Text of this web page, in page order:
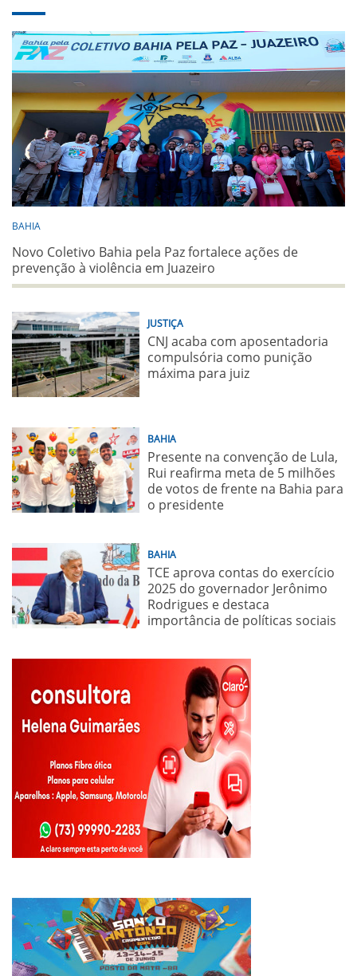
BAHIA
Novo Coletivo Bahia pela Paz fortalece ações de
prevenção à violência em Juazeiro
JUSTIÇA
CNJ acaba com aposentadoria
compulsória como punição
máxima para juiz
BAHIA
Presente na convenção de Lula,
Rui reafirma meta de 5 milhões
de votos de frente na Bahia para
o presidente
BAHIA
TCE aprova contas do exercício
2025 do governador Jerônimo
Rodrigues e destaca
importância de políticas sociais